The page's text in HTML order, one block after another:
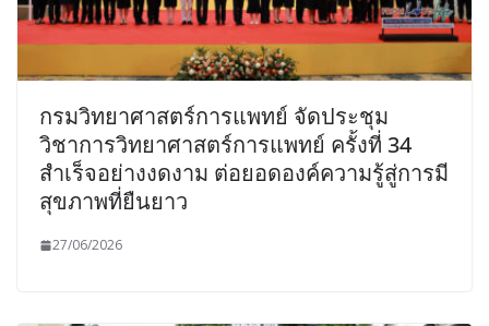
กรมวิทยาศาสตร์การแพทย์ จัดประชุม
วิชาการวิทยาศาสตร์การแพทย์ ครั้งที่ 34
สำเร็จอย่างงดงาม ต่อยอดองค์ความรู้สู่การมี
สุขภาพที่ยืนยาว
27/06/2026